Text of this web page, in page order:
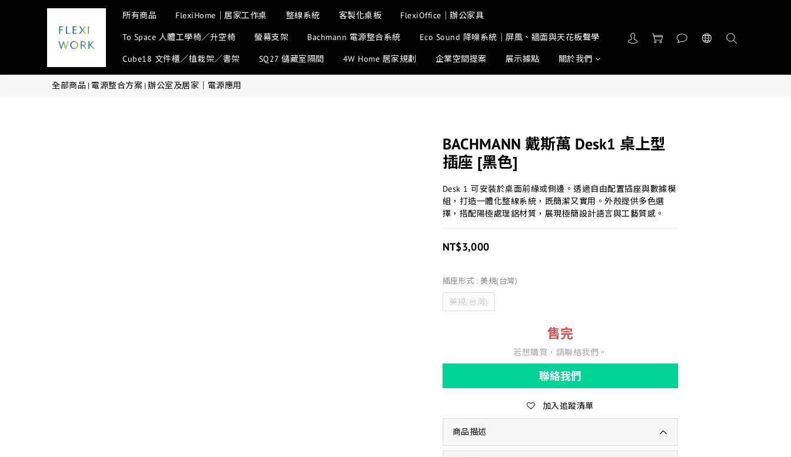
所有商品 FlexiHome｜居家工作桌 整線系統 客製化桌板 FlexiOffice｜辦公家具
To Space 人體工學椅／升空椅 螢幕支架 Bachmann 電源整合系統 Eco Sound 降噪系統｜屏風、牆面與天花板聲學
Cube18 文件櫃／植栽架／書架 SQ27 儲藏室隔間 4W Home 居家規劃 企業空間提案 展示據點 關於我們
全部商品 | 電源整合方案 | 辦公室及居家│電源應用
BACHMANN 戴斯萬 Desk1 桌上型
插座 [黑色]
Desk 1 可安裝於桌面前緣或側邊。透過自由配置插座與數據模
組，打造一體化整線系統，既簡潔又實用。外殼提供多色選
擇，搭配陽極處理鋁材質，展現極簡設計語言與工藝質感。
NT$3,000
插座形式 : 美規(台灣)
美規(台灣)
售完
若想購買，請聯絡我們。
聯絡我們
加入追蹤清單
商品描述